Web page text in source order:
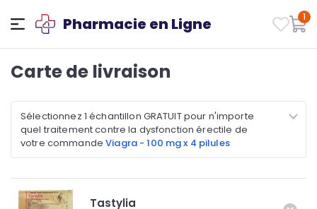
Pharmacie en Ligne 1
Carte de livraison
Sélectionnez 1 échantillon GRATUIT pour n'importe
quel traitement contre la dysfonction érectile de
votre commandeViagra - 100 mg x 4 pilules
Tastylia